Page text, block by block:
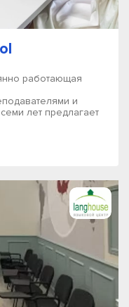
работающая
и
лет предлагает